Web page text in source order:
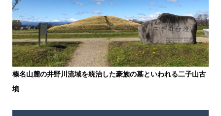
榛名山麓の井野川流域を統治した豪族の墓といわれる二子山古
墳